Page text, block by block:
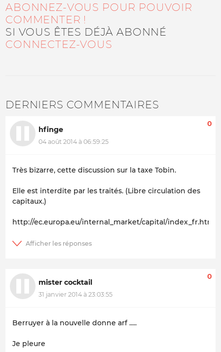
ABONNEZ-VOUS POUR POUVOIR
COMMENTER !
SI VOUS ÊTES DÉJÀ ABONNÉ
CONNECTEZ-VOUS
DERNIERS COMMENTAIRES
hfinge
04 août 2014 à 06:59:25
0
Très bizarre, cette discussion sur la taxe Tobin.
Elle est interdite par les traités. (Libre circulation des
capitaux.)
http://ec.europa.eu/internal_market/capital/index_fr.htm
mister cocktail
31 janvier 2014 à 23:03:55
0
Berruyer à la nouvelle donne arf .....
Je pleure